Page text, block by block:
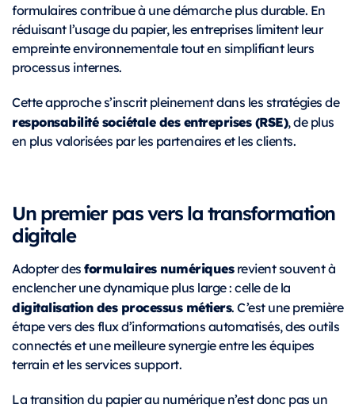
formulaires contribue à une démarche plus durable. En
réduisant l’usage du papier, les entreprises limitent leur
empreinte environnementale tout en simplifiant leurs
processus internes.
Cette approche s’inscrit pleinement dans les stratégies de
responsabilité sociétale des entreprises (RSE), de plus
en plus valorisées par les partenaires et les clients.
Un premier pas vers la transformation
digitale
Adopter desformulaires numériquesrevient souvent à
enclencher une dynamique plus large : celle de la
digitalisation des processus métiers. C’est une première
étape vers des flux d’informations automatisés, des outils
connectés et une meilleure synergie entre les équipes
terrain et les services support.
La transition du papier au numérique n’est donc pas un